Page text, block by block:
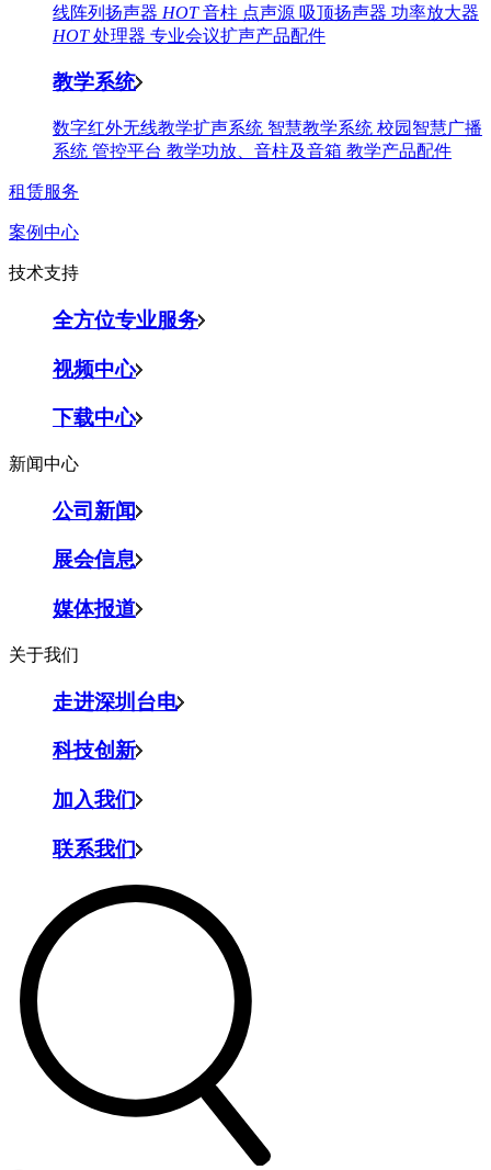
线阵列扬声器 HOT 音柱 点声源 吸顶扬声器 功率放大器
HOT 处理器 专业会议扩声产品配件
教学系统
数字红外无线教学扩声系统 智慧教学系统 校园智慧广播
系统 管控平台 教学功放、音柱及音箱 教学产品配件
租赁服务
案例中心
技术支持
全方位专业服务
视频中心
下载中心
新闻中心
公司新闻
展会信息
媒体报道
关于我们
走进深圳台电
科技创新
加入我们
联系我们